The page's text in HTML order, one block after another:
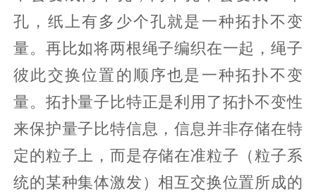
孔，纸上有多少个孔就是一种拓扑不变
量。再比如将两根绳子编织在一起，绳子
彼此交换位置的顺序也是一种拓扑不变
量。拓扑量子比特正是利用了拓扑不变性
来保护量子比特信息，信息并非存储在特
定的粒子上，而是存储在准粒子（粒子系
统的某种集体激发）相互交换位置所成的